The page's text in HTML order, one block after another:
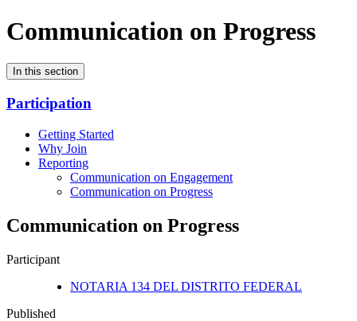
Communication on Progress
In this section
Participation
Getting Started
Why Join
Reporting
Communication on Engagement
Communication on Progress
Communication on Progress
Participant
NOTARIA 134 DEL DISTRITO FEDERAL
Published